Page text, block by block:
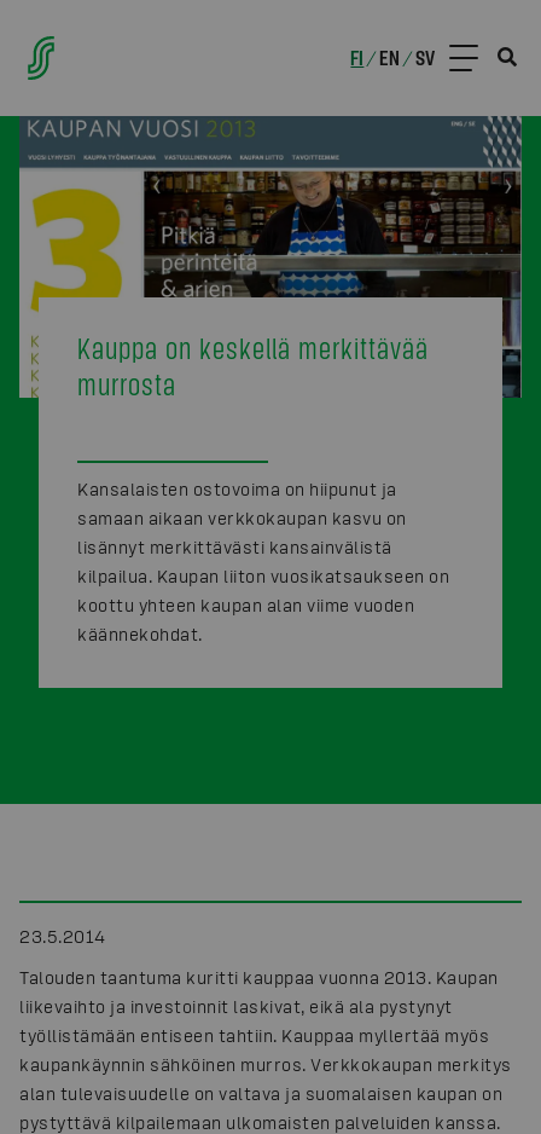
FI /EN /SV
Kauppa on keskellä merkittävää
murrosta
Kansalaisten ostovoima on hiipunut ja
samaan aikaan verkkokaupan kasvu on
lisännyt merkittävästi kansainvälistä
kilpailua. Kaupan liiton vuosikatsaukseen on
koottu yhteen kaupan alan viime vuoden
käännekohdat.
23.5.2014
Talouden taantuma kuritti kauppaa vuonna 2013. Kaupan
liikevaihto ja investoinnit laskivat, eikä ala pystynyt
työllistämään entiseen tahtiin. Kauppaa myllertää myös
kaupankäynnin sähköinen murros. Verkkokaupan merkitys
alan tulevaisuudelle on valtava ja suomalaisen kaupan on
pystyttävä kilpailemaan ulkomaisten palveluiden kanssa.